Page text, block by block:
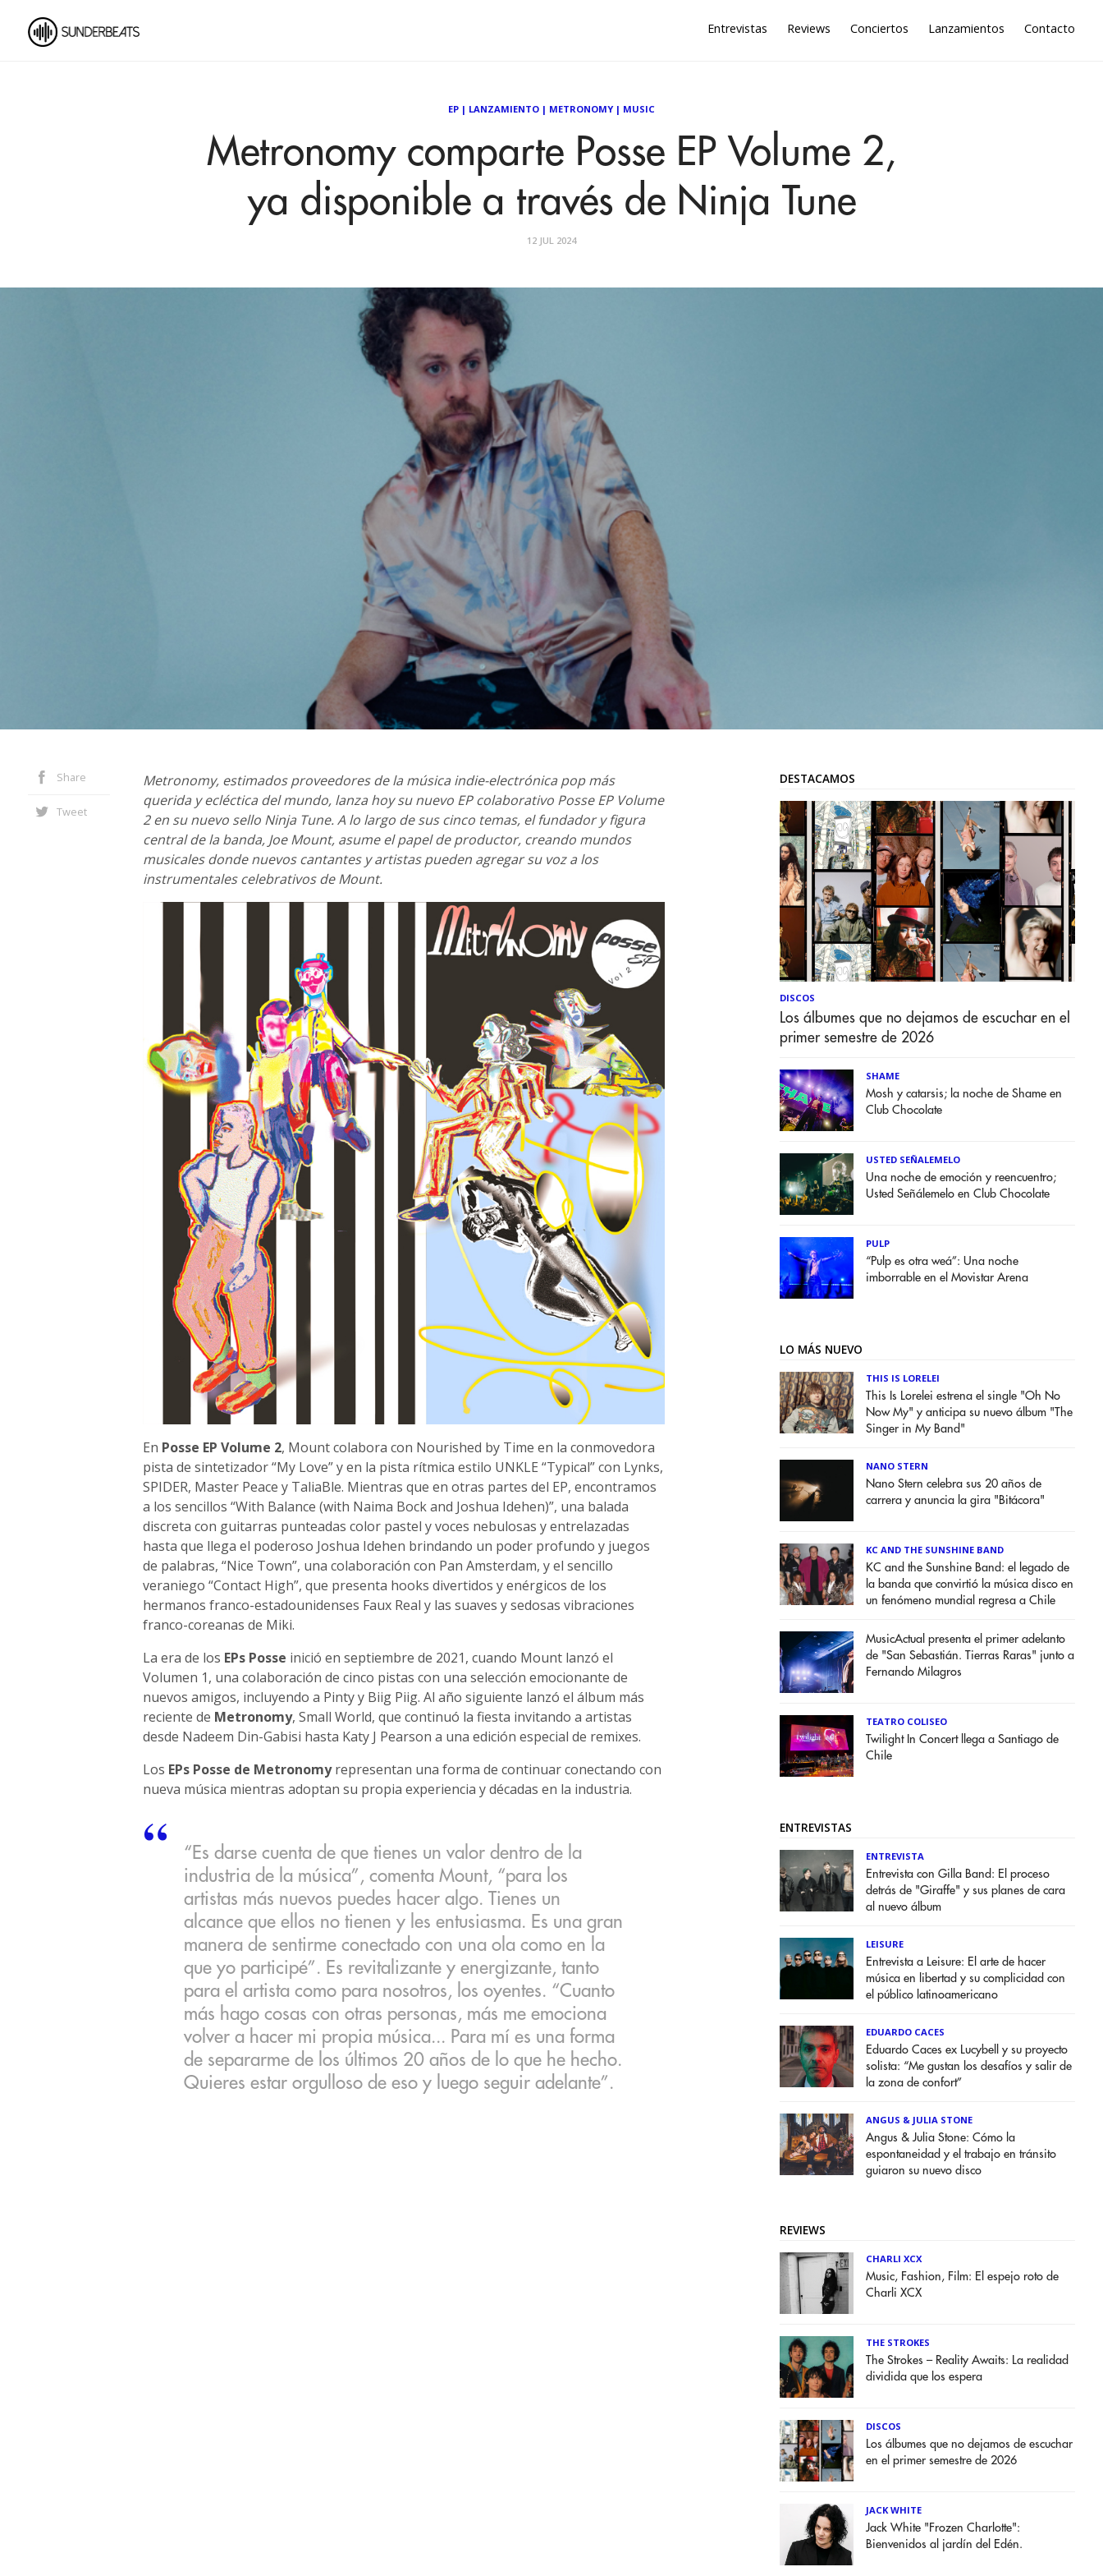
Entrevistas Reviews Conciertos Lanzamientos Contacto
EP | LANZAMIENTO | METRONOMY| MUSIC
Metronomy comparte Posse EP Volume 2,
ya disponible a través de Ninja Tune
12 JUL 2024
Share
Tweet
Metronomy, estimados proveedores de la música indie-electrónica pop más
querida y ecléctica del mundo, lanza hoy su nuevo EP colaborativo Posse EP Volume
2 en su nuevo sello Ninja Tune. A lo largo de sus cinco temas, el fundador y figura
central de la banda, Joe Mount, asume el papel de productor, creando mundos
musicales donde nuevos cantantes y artistas pueden agregar su voz a los
instrumentales celebrativos de Mount.
En Posse EP Volume 2, Mount colabora con Nourished by Time en la conmovedora
pista de sintetizador “My Love” y en la pista rítmica estilo UNKLE “Typical” con Lynks,
SPIDER, Master Peace y TaliaBle. Mientras que en otras partes del EP, encontramos
a los sencillos “With Balance (with Naima Bock and Joshua Idehen)”, una balada
discreta con guitarras punteadas color pastel y voces nebulosas y entrelazadas
hasta que llega el poderoso Joshua Idehen brindando un poder profundo y juegos
de palabras, “Nice Town”, una colaboración con Pan Amsterdam, y el sencillo
veraniego “Contact High”, que presenta hooks divertidos y enérgicos de los
hermanos franco-estadounidenses Faux Real y las suaves y sedosas vibraciones
franco-coreanas de Miki.
La era de los EPs Posse inició en septiembre de 2021, cuando Mount lanzó el
Volumen 1, una colaboración de cinco pistas con una selección emocionante de
nuevos amigos, incluyendo a Pinty y Biig Piig. Al año siguiente lanzó el álbum más
reciente de Metronomy, Small World, que continuó la fiesta invitando a artistas
desde Nadeem Din-Gabisi hasta Katy J Pearson a una edición especial de remixes.
Los EPs Posse de Metronomyrepresentan una forma de continuar conectando con
nueva música mientras adoptan su propia experiencia y décadas en la industria.
“Es darse cuenta de que tienes un valor dentro de la
industria de la música”, comenta Mount, “para los
artistas más nuevos puedes hacer algo. Tienes un
alcance que ellos no tienen y les entusiasma. Es una gran
manera de sentirme conectado con una ola como en la
que yo participé”. Es revitalizante y energizante, tanto
para el artista como para nosotros, los oyentes. “Cuanto
más hago cosas con otras personas, más me emociona
volver a hacer mi propia música... Para mí es una forma
de separarme de los últimos 20 años de lo que he hecho.
Quieres estar orgulloso de eso y luego seguir adelante”.
DESTACAMOS
DISCOS
Los álbumes que no dejamos de escuchar en el
primer semestre de 2026
SHAME
Mosh y catarsis; la noche de Shame en
Club Chocolate
USTED SEÑALEMELO
Una noche de emoción y reencuentro;
Usted Señálemelo en Club Chocolate
PULP
“Pulp es otra weá”: Una noche
imborrable en el Movistar Arena
LO MÁS NUEVO
THIS IS LORELEI
This Is Lorelei estrena el single "Oh No
Now My" y anticipa su nuevo álbum "The
Singer in My Band"
NANO STERN
Nano Stern celebra sus 20 años de
carrera y anuncia la gira "Bitácora"
KC AND THE SUNSHINE BAND
KC and the Sunshine Band: el legado de
la banda que convirtió la música disco en
un fenómeno mundial regresa a Chile
MusicActual presenta el primer adelanto
de "San Sebastián. Tierras Raras" junto a
Fernando Milagros
TEATRO COLISEO
Twilight In Concert llega a Santiago de
Chile
ENTREVISTAS
ENTREVISTA
Entrevista con Gilla Band: El proceso
detrás de "Giraffe" y sus planes de cara
al nuevo álbum
LEISURE
Entrevista a Leisure: El arte de hacer
música en libertad y su complicidad con
el público latinoamericano
EDUARDO CACES
Eduardo Caces ex Lucybell y su proyecto
solista: “Me gustan los desafíos y salir de
la zona de confort”
ANGUS & JULIA STONE
Angus & Julia Stone: Cómo la
espontaneidad y el trabajo en tránsito
guiaron su nuevo disco
REVIEWS
CHARLI XCX
Music, Fashion, Film: El espejo roto de
Charli XCX
THE STROKES
The Strokes – Reality Awaits: La realidad
dividida que los espera
DISCOS
Los álbumes que no dejamos de escuchar
en el primer semestre de 2026
JACK WHITE
Jack White "Frozen Charlotte":
Bienvenidos al jardín del Edén.